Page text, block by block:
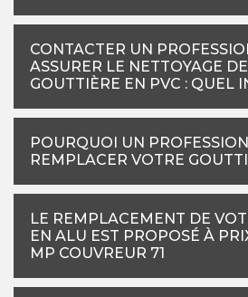
CONTACTER UN
ASSURER LE NETTOYAGE
GOUTTIÈRE EN PVC : QUEL
POURQUOI UN
REMPLACER VOTRE
LE REMPLACEMENT DE
EN ALU EST PROPOSÉ À
MP COUVREUR 71